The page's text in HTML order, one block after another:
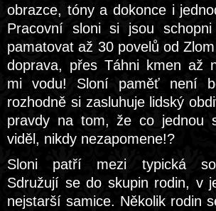
obrazce, tóny a dokonce i
Pracovní sloni si jsou
pamatovat až 30 povelů od
doprava, přes Táhni kmen až
mi vodu! Sloní paměť není
rozhodně si zasluhuje lidský
pravdy na tom, že co jednou
viděl, nikdy nezapomene!?
Sloni patří mezi typická
Sdružují se do skupin rodin, v
nejstarší samice. Několik rodin